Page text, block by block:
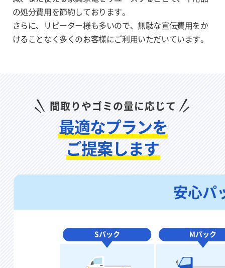
の処分費用を節約しております。
さらに、リピーター様も多いので、無駄な宣伝費用をか
けることなく多く のお客様にご利用いただいています。
間取りやゴミの量に応じて
最適なプランを
ご提案します
安心パ
Sパック Mパック